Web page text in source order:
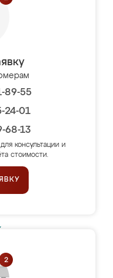
89-55
24-01
68-13
консультации и
стоимости.